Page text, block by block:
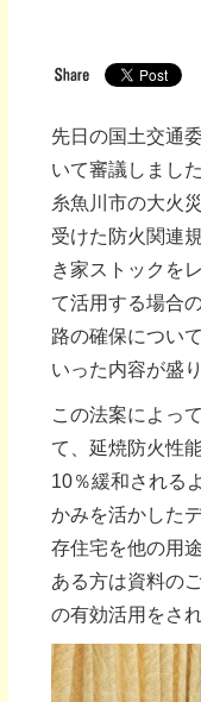
先日の国土交通
いて審議しまし
糸魚川市の大火
受けた防火関連
き家ストックを
て活用する場合
路の確保につい
いった内容が盛
この法案によっ
て、延焼防火性
10％緩和される
かみを活かした
存住宅を他の用
ある方は資料の
の有効活用をさ